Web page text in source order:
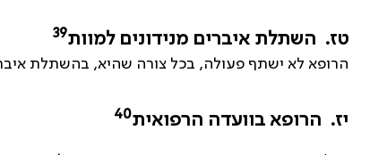
טז. השתלת איברים מנידונים למוות39
הרופא לא ישתף פעולה, בכל צורה שהיא, בהשתלת
יז. הרופא בוועדה הרפואית40